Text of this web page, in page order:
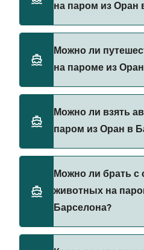
на паром из Оран
наш поиск сделок и
предложений, чтобы
на паромы.
Можно ли
на пароме из
пароме из Оран в
Можно ли взять
паром из Оран в
автомобилем из Оран в
Balearia
Можно ли брать
животных на
Барселона?